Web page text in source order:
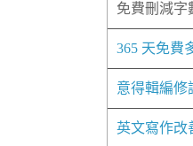
免費刪減字
365 天免費
意得輯編修
英文寫作改